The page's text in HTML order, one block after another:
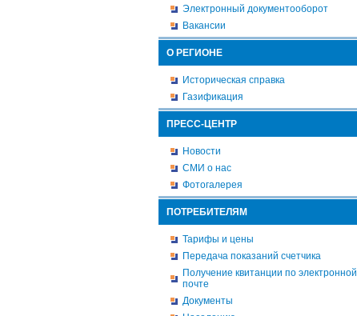
Электронный документооборот
Вакансии
О РЕГИОНЕ
Историческая справка
Газификация
ПРЕСС-ЦЕНТР
Новости
СМИ о нас
Фотогалерея
ПОТРЕБИТЕЛЯМ
Тарифы и цены
Передача показаний счетчика
Получение квитанции по электронной
почте
Документы